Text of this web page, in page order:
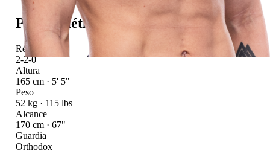
Perfil atlético
Récord UFC
2-2-0
Altura
165 cm · 5' 5"
Peso
52 kg · 115 lbs
Alcance
170 cm · 67"
Guardia
Orthodox